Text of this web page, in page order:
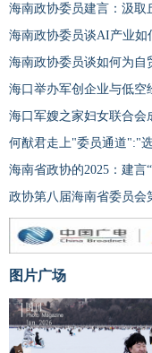
海南政协委员建言：汲取
海南政协委员谈AI产业如
海南政协委员谈如何为自
海口举办军创企业与低空
海口军嫂之家妇女联合会
何猷君走上"委员通道":"
海南省政协的2025：建言
政协第八届海南省委员会
图片广场